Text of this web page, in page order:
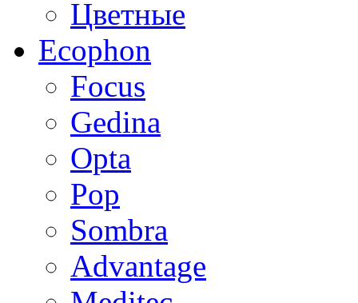
Цветные
Ecophon
Focus
Gedina
Opta
Pop
Sombra
Advantage